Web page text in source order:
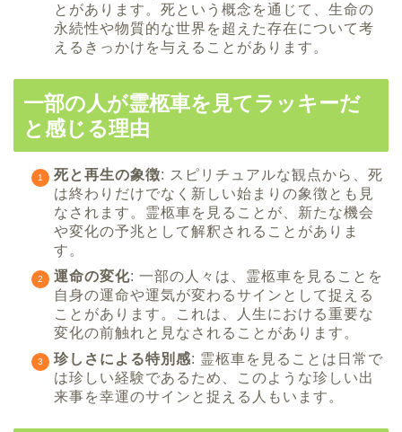
とがあります。死という概念を通じて、生命の
永続性や物質的な世界を超えた存在について考
えるきっかけを与えることがあります。
一部の人が霊柩車を見てラッキーだ
と感じる理由
死と再生の象徴: スピリチュアルな観点から、死
は終わりだけでなく新しい始まりの象徴とも見
なされます。霊柩車を見ることが、新たな機会
や変化の予兆として解釈されることがありま
す。
運命の変化: 一部の人々は、霊柩車を見ることを
自身の運命や運気が変わるサインとして捉える
ことがあります。これは、人生における重要な
変化の前触れと見なされることがあります。
珍しさによる特別感: 霊柩車を見ることは日常で
は珍しい経験であるため、このような珍しい出
来事を幸運のサインと捉える人もいます。